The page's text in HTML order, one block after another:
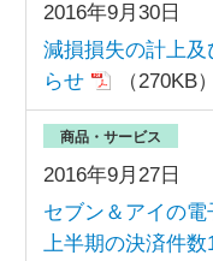
2016年9月30日
減損損失の計上
らせ
（270KB）
2016年9月27日
商品・サービス
セブン＆アイの
上半期の決済件